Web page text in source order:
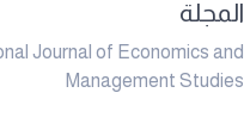
المجلة
Journal of Economics and
Management Studies